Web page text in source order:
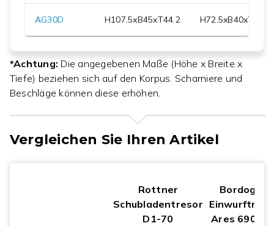
AG30D H107.5xB45xT44.2 H72.5xB40xT
*Achtung: Die angegebenen Maße (Höhe x Breite x
Tiefe) beziehen sich auf den Korpus. Scharniere und
Beschläge können diese erhöhen.
Vergleichen Sie Ihren Artikel
Rottner
Schubladentresor
D1-70
Bordogna
Ares 690